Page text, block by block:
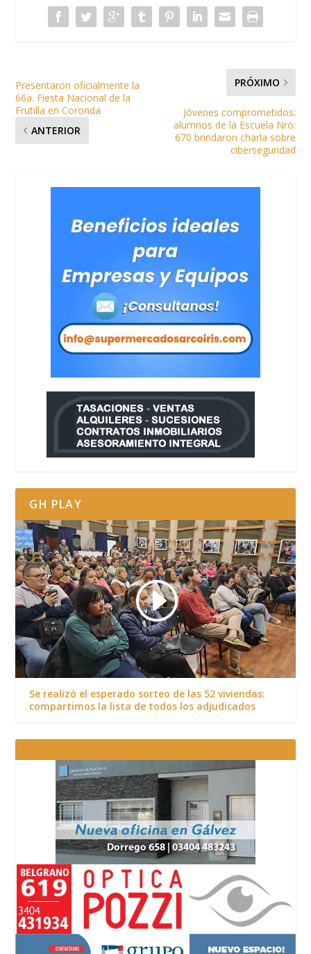
Presentaron oficialmente la
66a. Fiesta Nacional de la
Frutilla en Coronda
ANTERIOR
PRÓXIMO
Jóvenes comprometidos:
alumnos de la Escuela Nro.
670 brindaron charla sobre
ciberseguridad
GH PLAY
Se realizó el esperado sorteo de las 52 viviendas:
compartimos la lista de todos los adjudicados